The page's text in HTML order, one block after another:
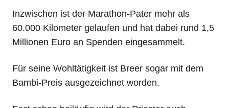
Inzwischen ist der Marathon-Pater mehr als
60.000 Kilometer gelaufen und hat dabei rund 1,5
Millionen Euro an Spenden eingesammelt.
Für seine Wohltätigkeit ist Breer sogar mit dem
Bambi-Preis ausgezeichnet worden.